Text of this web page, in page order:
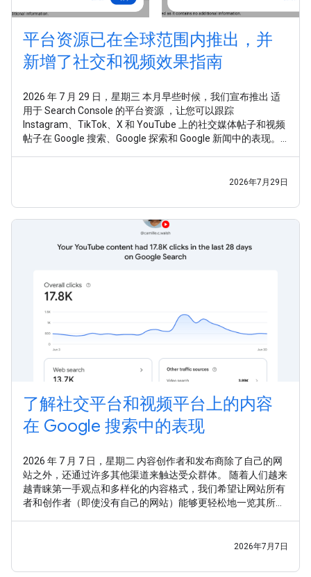
平台资源已在全球范围内推出，并
新增了社交和视频效果指南
2026 年 7 月 29 日，星期三 本月早些时候，我们宣布推出 适
用于 Search Console 的平台资源 ，让您可以跟踪
Instagram、TikTok、X 和 YouTube 上的社交媒体帖子和视频
帖子在 Google 搜索、Google 探索和 Google 新闻中的表现。
力，让您能够充分利用这些全新的数据洞见。今天，我们还发
2026年7月29日
了解社交平台和视频平台上的内容
在 Google 搜索中的表现
2026 年 7 月 7 日，星期二 内容创作者和发布商除了自己的网
站之外，还通过许多其他渠道来触达受众群体。 随着人们越来
越青睐第一手观点和多样化的内容格式，我们希望让网站所有
者和创作者（即使没有自己的网站）能够更轻松地一览其所有
型，可帮助网站所有者和创作者了解其社交媒体帖子和视频帖
2026年7月7日